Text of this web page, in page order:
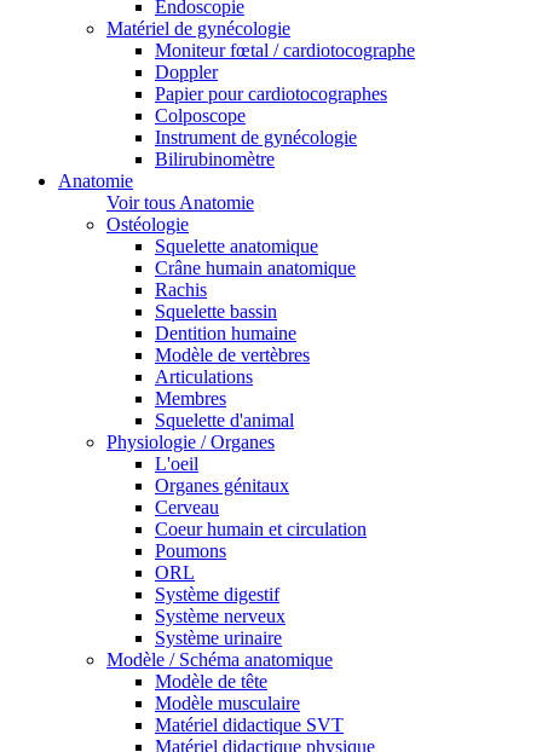
Endoscopie
Matériel de gynécologie
Moniteur fœtal / cardiotocographe
Doppler
Papier pour cardiotocographes
Colposcope
Instrument de gynécologie
Bilirubinomètre
Anatomie
Voir tous Anatomie
Ostéologie
Squelette anatomique
Crâne humain anatomique
Rachis
Squelette bassin
Dentition humaine
Modèle de vertèbres
Articulations
Membres
Squelette d'animal
Physiologie / Organes
L'oeil
Organes génitaux
Cerveau
Coeur humain et circulation
Poumons
ORL
Système digestif
Système nerveux
Système urinaire
Modèle / Schéma anatomique
Modèle de tête
Modèle musculaire
Matériel didactique SVT
Matériel didactique physique